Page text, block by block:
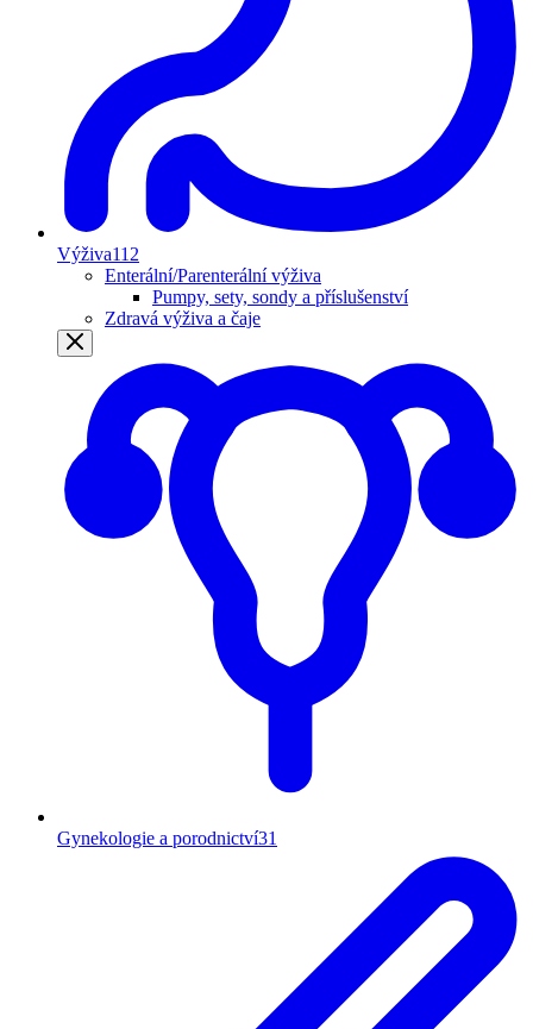
Výživa112
Enterální/Parenterální výživa
Pumpy, sety, sondy a příslušenství
Zdravá výživa a čaje
Gynekologie a porodnictví31